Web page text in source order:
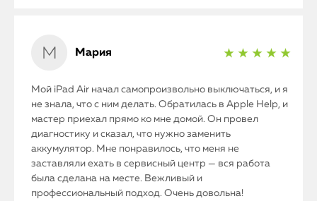
Мария ★ ★ ★ ★ ★
Мой iPad Air начал самопроизвольно выключаться, и я
не знала, что с ним делать. Обратилась в Apple Help, и
мастер приехал прямо ко мне домой. Он провел
диагностику и сказал, что нужно заменить
аккумулятор. Мне понравилось, что меня не
заставляли ехать в сервисный центр — вся работа
была сделана на месте. Вежливый и
профессиональный подход. Очень довольна!